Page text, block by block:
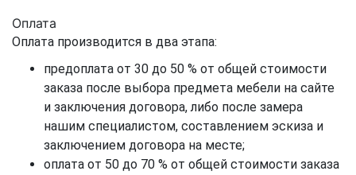
Оплата
Оплата производится в два этапа:
предоплата от 30 до 50 % от общей стоимости
заказа после выбора предмета мебели на сайте
и заключения договора, либо после замера
нашим специалистом, составлением эскиза и
заключением договора на месте;
оплата от 50 до 70 % от общей стоимости заказа